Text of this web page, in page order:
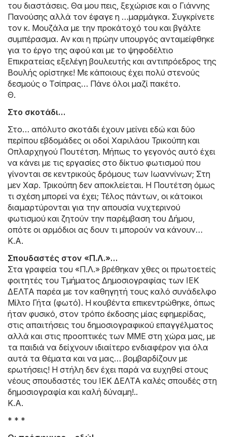
του διαστάσεις. Θα μου πεις, ξεχώρισε και ο Γιάννης
Πανούσης αλλά τον έφαγε η …μαρμάγκα. Συγκρίνετε
τον κ. Μουζάλα με την προκάτοχό του και βγάλτε
συμπέρασμα. Αν και η πρώην υπουργός ανταμείφθηκε
για το έργο της αφού και με το ψηφοδέλτιο
Επικρατείας εξελέγη βουλευτής και αντιπρόεδρος της
Βουλής ορίστηκε! Με κάποιους έχει πολύ στενούς
δεσμούς ο Τσίπρας… Πάνε όλοι μαζί πακέτο.
Θ.
Στο σκοτάδι…
Στο… απόλυτο σκοτάδι έχουν μείνει εδώ και δύο
περίπου εβδομάδες οι οδοί Χαριλάου Τρικούπη και
Οπλαρχηγού Πουτέτση. Μήπως το γεγονός αυτό έχει
να κάνει με τις εργασίες στο δίκτυο φωτισμού που
γίνονται σε κεντρικούς δρόμους των Ιωαννίνων; Στη
μεν Χαρ. Τρικούπη δεν αποκλείεται. Η Πουτέτση όμως
τι σχέση μπορεί να έχει; Τέλος πάντων, οι κάτοικοι
διαμαρτύρονται για την απουσία νυχτερινού
φωτισμού και ζητούν την παρέμβαση του Δήμου,
οπότε οι αρμόδιοι ας δουν τι μπορούν να κάνουν…
Κ.Α.
Σπουδαστές στον «Π.Λ.»…
Στα γραφεία του «Π.Λ.» βρέθηκαν χθες οι πρωτοετείς
φοιτητές του Τμήματος Δημοσιογραφίας των ΙΕΚ
ΔΕΛΤΑ παρέα με τον καθηγητή τους καλό συνάδελφο
Μίλτο Γήτα (φωτό). Η κουβέντα επικεντρώθηκε, όπως
ήταν φυσικό, στον τρόπο έκδοσης μίας εφημερίδας,
στις απαιτήσεις του δημοσιογραφικού επαγγέλματος
αλλά και στις προοπτικές των ΜΜΕ στη χώρα μας, με
τα παιδιά να δείχνουν ιδιαίτερο ενδιαφέρον για όλα
αυτά τα θέματα και να μας… βομβαρδίζουν με
ερωτήσεις! Η στήλη δεν έχει παρά να ευχηθεί στους
νέους σπουδαστές του ΙΕΚ ΔΕΛΤΑ καλές σπουδές στη
δημοσιογραφία και καλή δύναμη!..
Κ.Α.
* * *